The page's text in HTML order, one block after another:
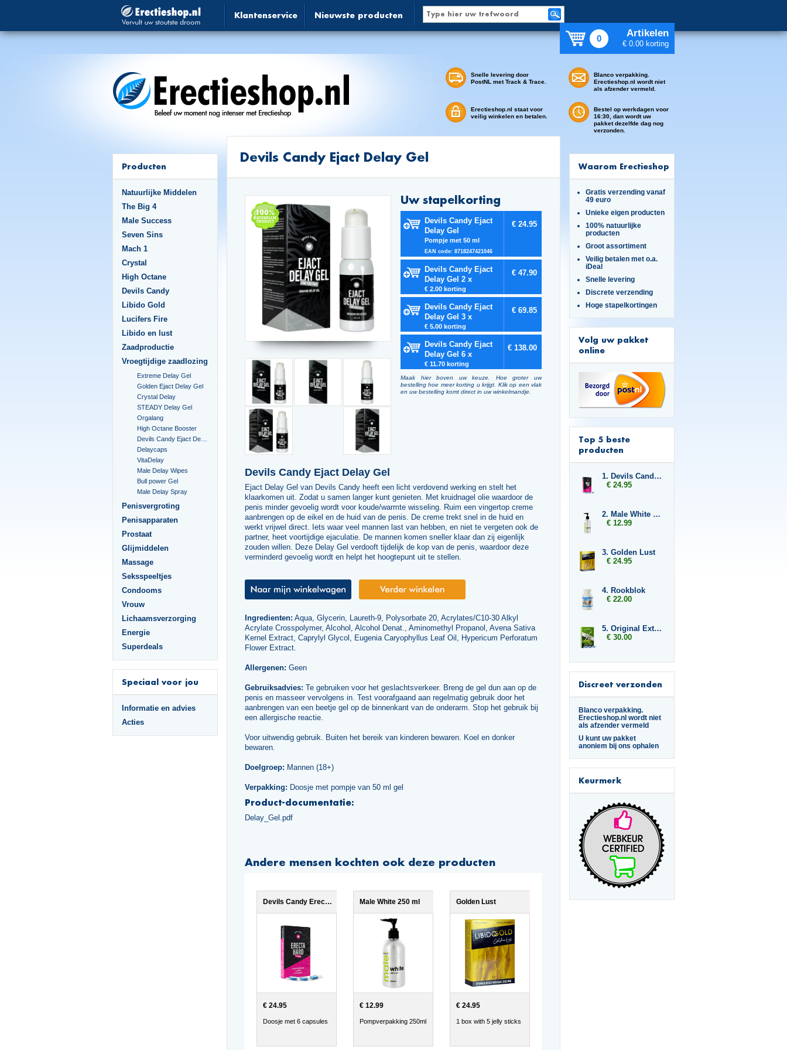
Klantenservice Nieuwste producten
0 Artikelen
€ 0.00 korting
Snelle levering door
PostNL met Track & Trace.
Erectieshop.nl staat voor
veilig winkelen en betalen.
Blanco verpakking.
Erectieshop.nl wordt niet
als afzender vermeld.
Bestel op werkdagen voor
16:30, dan wordt uw
pakket dezelfde dag nog
verzonden.
Producten
Natuurlijke Middelen
The Big 4
Male Success
Seven Sins
Mach 1
Crystal
High Octane
Devils Candy
Libido Gold
Lucifers Fire
Libido en lust
Zaadproductie
Vroegtijdige zaadlozing
Extreme Delay Gel
Golden Ejact Delay Gel
Crystal Delay
STEADY Delay Gel
Orgalang
High Octane Booster
Delaycaps
VitaDelay
Male Delay Wipes
Bull power Gel
Male Delay Spray
Penisvergroting
Penisapparaten
Prostaat
Glijmiddelen
Massage
Seksspeeltjes
Condooms
Vrouw
Lichaamsverzorging
Energie
Superdeals
Speciaal voor jou
Informatie en advies
Acties
Devils Candy Ejact Delay Gel
Uw stapelkorting
Devils Candy Ejact
Delay Gel
Pompje met 50 ml
EAN code: 8718247421046
€ 24.95
Devils Candy Ejact
Delay Gel 2 x
€ 2.00 korting
€ 47.90
Devils Candy Ejact
Delay Gel 3 x
€ 5.00 korting
€ 69.85
Devils Candy Ejact
Delay Gel 6 x
€ 11.70 korting
€ 138.00
Maak hier boven uw keuze. Hoe groter uw
bestelling hoe meer korting u krijgt. Klik op een vlak
en uw bestelling komt direct in uw winkelmandje.
Devils Candy Ejact Delay Gel
Ejact Delay Gel van Devils Candy heeft een licht verdovend werking en stelt het
klaarkomen uit. Zodat u samen langer kunt genieten. Met kruidnagel olie waardoor de
penis minder gevoelig wordt voor koude/warmte wisseling. Ruim een vingertop creme
aanbrengen op de eikel en de huid van de penis. De creme trekt snel in de huid en
werkt vrijwel direct. Iets waar veel mannen last van hebben, en niet te vergeten ook de
partner, heet voortijdige ejaculatie. De mannen komen sneller klaar dan zij eigenlijk
zouden willen. Deze Delay Gel verdooft tijdelijk de kop van de penis, waardoor deze
verminderd gevoelig wordt en helpt het hoogtepunt uit te stellen.
Ingredienten: Aqua, Glycerin, Laureth-9, Polysorbate 20, Acrylates/C10-30 Alkyl
Acrylate Crosspolymer, Alcohol, Alcohol Denat., Aminomethyl Propanol, Avena Sativa
Kernel Extract, Caprylyl Glycol, Eugenia Caryophyllus Leaf Oil, Hypericum Perforatum
Flower Extract.
Allergenen: Geen
Gebruiksadvies: Te gebruiken voor het geslachtsverkeer. Breng de gel dun aan op de
penis en masseer vervolgens in. Test voorafgaand aan regelmatig gebruik door het
aanbrengen van een beetje gel op de binnenkant van de onderarm. Stop het gebruik bij
een allergische reactie.
Voor uitwendig gebruik. Buiten het bereik van kinderen bewaren. Koel en donker
bewaren.
Doelgroep: Mannen (18+)
Verpakking: Doosje met pompje van 50 ml gel
Product-documentatie:
Delay_Gel.pdf
Andere mensen kochten ook deze producten
Devils Candy Erecta Hard
€ 24.95
Doosje met 6 capsules
Male White 250 ml
€ 12.99
Pompverpakking 250ml
Golden Lust
€ 24.95
1 box with 5 jelly sticks
Waarom Erectieshop
Gratis verzending vanaf
49 euro
Unieke eigen producten
100% natuurlijke
producten
Groot assortiment
Veilig betalen met o.a.
iDeal
Snelle levering
Discrete verzending
Hoge stapelkortingen
Volg uw pakket
online
Top 5 beste
producten
1. Devils Candy Erecta Hard
€ 24.95
2. Male White 250 ml
€ 12.99
3. Golden Lust
€ 24.95
4. Rookblok
€ 22.00
5. Original Extreme
€ 30.00
Discreet verzonden
Blanco verpakking.
Erectieshop.nl wordt niet
als afzender vermeld
U kunt uw pakket
anoniem bij ons ophalen
Keurmerk